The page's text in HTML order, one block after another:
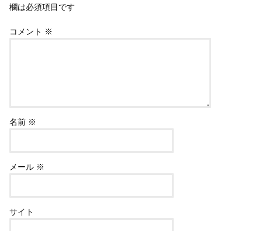
欄は必須項目です
コメント ※
名前 ※
メール ※
サイト